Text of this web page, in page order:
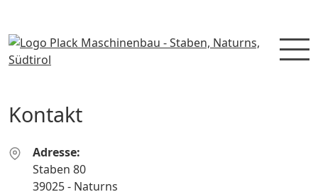
Kontakt
Kontakt Plack Maschinenbau
Adresse:
Staben 80
39025 - Naturns